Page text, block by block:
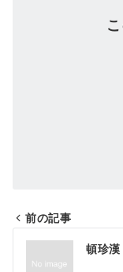
投
前の記事
頓珍漢